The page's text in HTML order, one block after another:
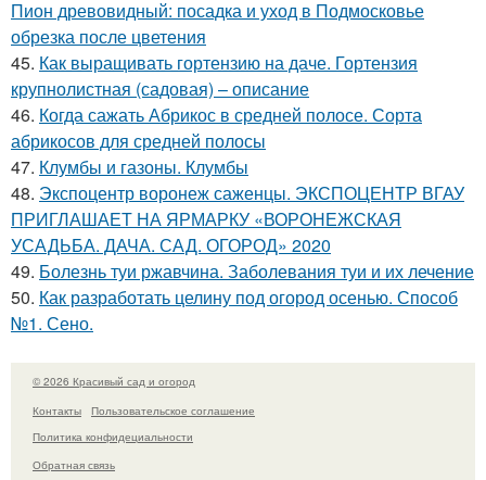
Пион древовидный: посадка и уход в Подмосковье
обрезка после цветения
45. Как выращивать гортензию на даче. Гортензия
крупнолистная (садовая) – описание
46. Когда сажать Абрикос в средней полосе. Сорта
абрикосов для средней полосы
47. Клумбы и газоны. Клумбы
48. Экспоцентр воронеж саженцы. ЭКСПОЦЕНТР ВГАУ
ПРИГЛАШАЕТ НА ЯРМАРКУ «ВОРОНЕЖСКАЯ
УСАДЬБА. ДАЧА. САД. ОГОРОД» 2020
49. Болезнь туи ржавчина. Заболевания туи и их лечение
50. Как разработать целину под огород осенью. Способ
№1. Сено.
© 2026 Красивый сад и огород
Контакты
Пользовательское соглашение
Политика конфидециальности
Обратная связь